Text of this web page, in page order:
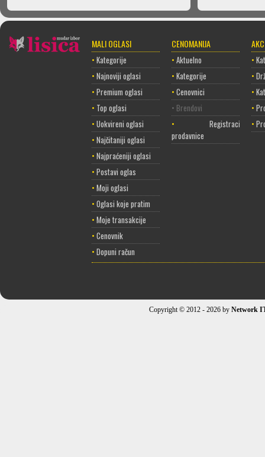
MALI OGLASI
• Kategorije
• Najnoviji oglasi
• Premium oglasi
• Top oglasi
• Uokvireni oglasi
• Najčitaniji oglasi
• Najpraćeniji oglasi
• Postavi oglas
• Moji oglasi
• Oglasi koje pratim
• Moje transakcije
• Cenovnik
• Dopuni račun
CENOMANIJA
• Aktuelno
• Kategorije
• Cenovnici
• Brendovi
• Registracija
prodavnice
•
•
•
•
•
Copyright © 2012 - 2026 by Network